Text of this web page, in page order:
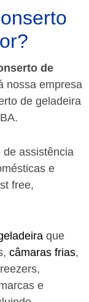
de
nossa empresa
de geladeira
de assistência
e
free,
que
câmaras frias,
e